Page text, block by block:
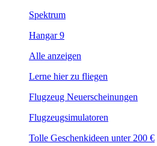
Spektrum
Hangar 9
Alle anzeigen
Lerne hier zu fliegen
Flugzeug Neuerscheinungen
Flugzeugsimulatoren
Tolle Geschenkideen unter 200 €